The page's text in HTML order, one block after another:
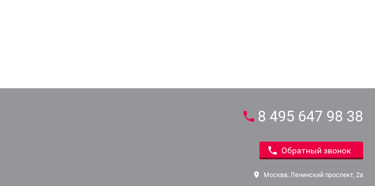
8 495 647 98 38
Обратный звонок
Москва, Ленинский проспект, 2а